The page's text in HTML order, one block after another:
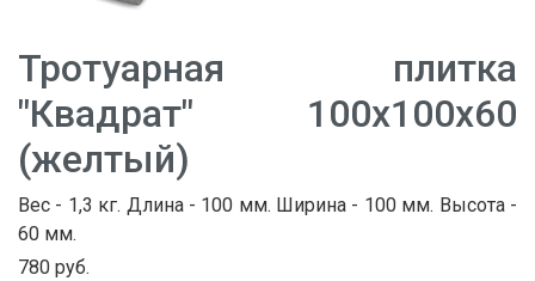
Тротуарная плитка
"Квадрат" 100х100х60
(желтый)
Вес - 1,3 кг. Длина - 100 мм. Ширина - 100 мм. Высота -
60 мм.
780 руб.